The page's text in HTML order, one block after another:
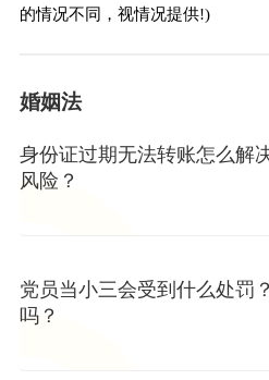
的情况不同，视情况提供!)
婚姻法
身份证过期无法转账怎么解
风险？
党员当小三会受到什么处罚
吗？